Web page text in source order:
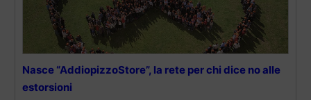
Nasce “AddiopizzoStore”, la rete per chi dice no alle
estorsioni